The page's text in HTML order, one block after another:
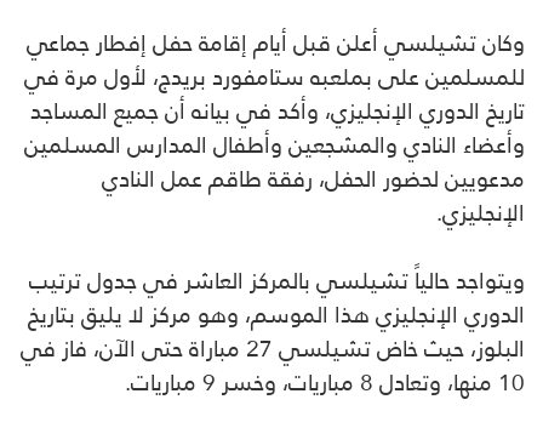
وكان تشيلسي أعلن قبل أيام إقامة حفل إفطار جماعي
للمسلمين على بملعبه ستامفورد بريدج، لأول مرة في
تاريخ الدوري الإنجليزي، وأكد في بيانه أن جميع المساجد
وأعضاء النادي والمشجعين وأطفال المدارس المسلمين
مدعويين لحضور الحفل، رفقة طاقم عمل النادي
الإنجليزي.
ويتواجد حالياً تشيلسي بالمركز العاشر في جدول ترتيب
الدوري الإنجليزي هذا الموسم، وهو مركز لا يليق بتاريخ
البلوز، حيث خاض تشيلسي 27 مباراة حتى الآن، فاز في
10 منها، وتعادل 8 مباريات، وخسر 9 مباريات.